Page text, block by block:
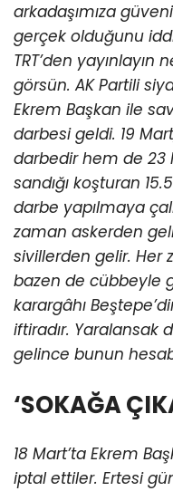
arkadaşımıza
gerçek olduğunu
TRT’den
görsün. AK Partili
Ekrem Başkan ile
darbesi geldi. 19
darbedir hem de 23
sandığı koşturan
darbe yapılmaya
zaman askerden
sivillerden gelir. Her
bazen de cübbeyle
karargâhı
iftiradır. Yaralansak
gelince bunun
‘SOKAĞA
18 Mart’ta Ekrem
iptal ettiler. Ertesi